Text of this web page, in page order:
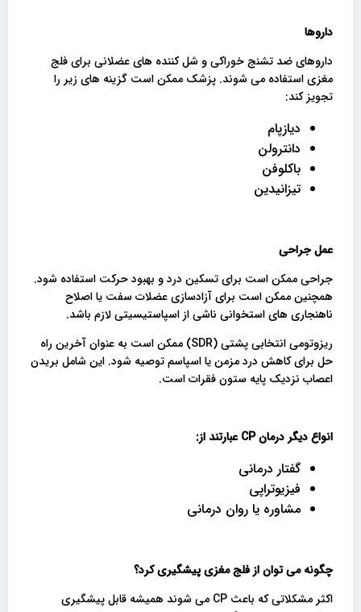
داروها
داروهای ضد تشنج خوراکی و شل کننده های عضلانی برای فلج
مغزی استفاده می شوند. پزشک ممکن است گزینه های زیر را
تجویز کند:
دیازپام
دانترولن
باکلوفن
تیزانیدین
عمل جراحی
جراحی ممکن است برای تسکین درد و بهبود حرکت استفاده شود.
همچنین ممکن است برای آزادسازی عضلات سفت یا اصلاح
ناهنجاری های استخوانی ناشی از اسپاستیسیتی لازم باشد.
ریزوتومی انتخابی پشتی (SDR) ممکن است به عنوان آخرین راه
حل برای کاهش درد مزمن یا اسپاسم توصیه شود. این شامل بریدن
اعصاب نزدیک پایه ستون فقرات است.
انواع دیگر درمانCP عبارتند از:
گفتار درمانی
فیزیوتراپی
مشاوره یا روان درمانی
چگونه می توان از فلج مغزی پیشگیری کرد؟
اکثر مشکلاتی که باعث CP می شوند همیشه قابل پیشگیری